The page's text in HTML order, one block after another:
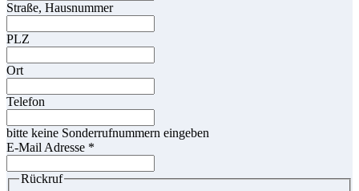
Straße, Hausnummer
PLZ
Ort
Telefon
bitte keine Sonderrufnummern eingeben
E-Mail Adresse *
Rückruf